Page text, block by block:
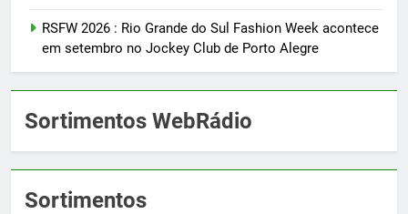
RSFW 2026 : Rio Grande do Sul Fashion Week acontece
em setembro no Jockey Club de Porto Alegre
Sortimentos WebRádio
Sortimentos